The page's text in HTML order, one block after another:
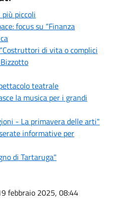
piccoli
focus su “Finanza
di vita o complici
teatrale
la musica per i grandi
- La primavera delle arti"
informative per
di Tartaruga"
febbraio 2025, 08:44